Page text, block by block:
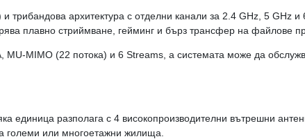
трибандова архитектура с отделни канали за 2.4 GHz, 5 GHz
плавно стриймване, гейминг и бърз трансфер на файлове
(22 потока) и 6 Streams, а системата може да
единица разполага с 4 високопроизводителни вътрешни
големи или многоетажни жилища.